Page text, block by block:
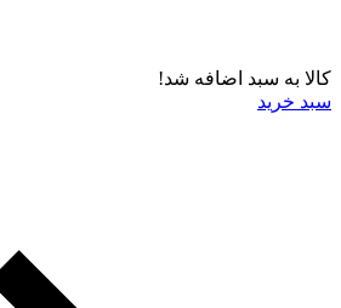
کالا به سبد اضافه شد!
سبد خرید